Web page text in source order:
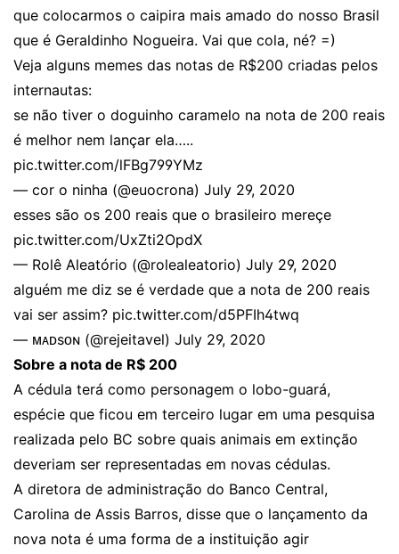
que colocarmos o caipira mais amado do nosso Brasil
que é Geraldinho Nogueira. Vai que cola, né? =)
Veja alguns memes das notas de R$200 criadas pelos
internautas:
se não tiver o doguinho caramelo na nota de 200 reais
é melhor nem lançar ela…..
pic.twitter.com/lFBg799YMz
— cor o ninha (@euocrona) July 29, 2020
esses são os 200 reais que o brasileiro mereçe
pic.twitter.com/UxZti2OpdX
— Rolê Aleatório (@rolealeatorio) July 29, 2020
alguém me diz se é verdade que a nota de 200 reais
vai ser assim? pic.twitter.com/d5PFIh4twq
— ᴍᴀᴅsᴏɴ (@rejeitavel) July 29, 2020
Sobre a nota de R$ 200
A cédula terá como personagem o lobo-guará,
espécie que ficou em terceiro lugar em uma pesquisa
realizada pelo BC sobre quais animais em extinção
deveriam ser representadas em novas cédulas.
A diretora de administração do Banco Central,
Carolina de Assis Barros, disse que o lançamento da
nova nota é uma forma de a instituição agir